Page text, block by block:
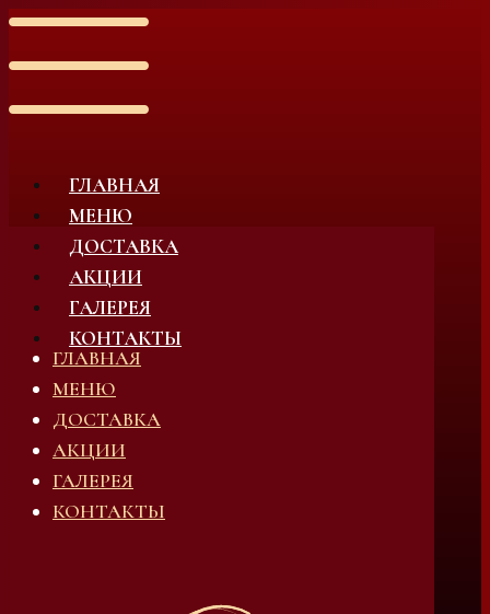
ГЛАВНАЯ
МЕНЮ
ДОСТАВКА
АКЦИИ
ГАЛЕРЕЯ
КОНТАКТЫ
ГЛАВНАЯ
МЕНЮ
ДОСТАВКА
АКЦИИ
ГАЛЕРЕЯ
КОНТАКТЫ